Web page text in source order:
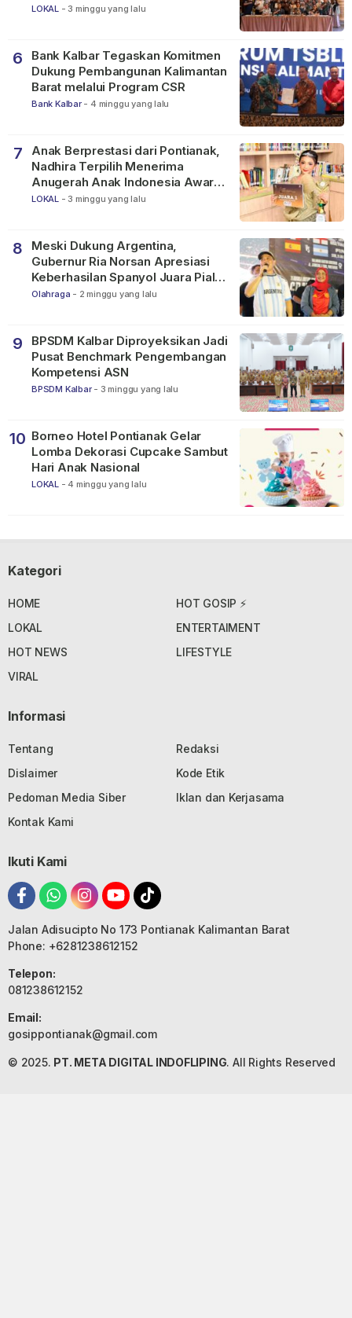
LOKAL - 3 minggu yang lalu
6
Bank Kalbar Tegaskan Komitmen
Dukung Pembangunan Kalimantan
Barat melalui Program CSR
Bank Kalbar - 4 minggu yang lalu
7
Anak Berprestasi dari Pontianak,
Nadhira Terpilih Menerima
Anugerah Anak Indonesia Awards
2026
LOKAL - 3 minggu yang lalu
8
Meski Dukung Argentina,
Gubernur Ria Norsan Apresiasi
Keberhasilan Spanyol Juara Piala
Dunia FIFA 2026
Olahraga - 2 minggu yang lalu
9
BPSDM Kalbar Diproyeksikan Jadi
Pusat Benchmark Pengembangan
Kompetensi ASN
BPSDM Kalbar - 3 minggu yang lalu
10 Borneo Hotel Pontianak Gelar
Lomba Dekorasi Cupcake Sambut
Hari Anak Nasional
LOKAL - 4 minggu yang lalu
Kategori
HOME
HOT GOSIP ⚡
LOKAL
ENTERTAIMENT
HOT NEWS
LIFESTYLE
VIRAL
Informasi
Tentang
Redaksi
Dislaimer
Kode Etik
Pedoman Media Siber
Iklan dan Kerjasama
Kontak Kami
Ikuti Kami
Jalan Adisucipto No 173 Pontianak Kalimantan Barat
Phone: +6281238612152
Telepon:
081238612152
Email:
gosippontianak@gmail.com
© 2025. PT. META DIGITAL INDOFLIPING. All Rights Reserved